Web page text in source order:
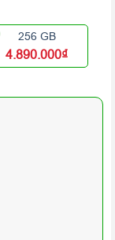
256 GB
4.890.000₫